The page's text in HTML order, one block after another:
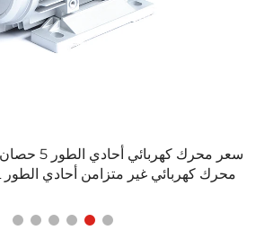
محرك كهربائي غير متزامن أحادي الطور 220V YL YC YCL